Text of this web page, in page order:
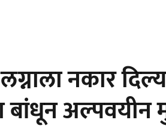
नकार
अल्पवयीन